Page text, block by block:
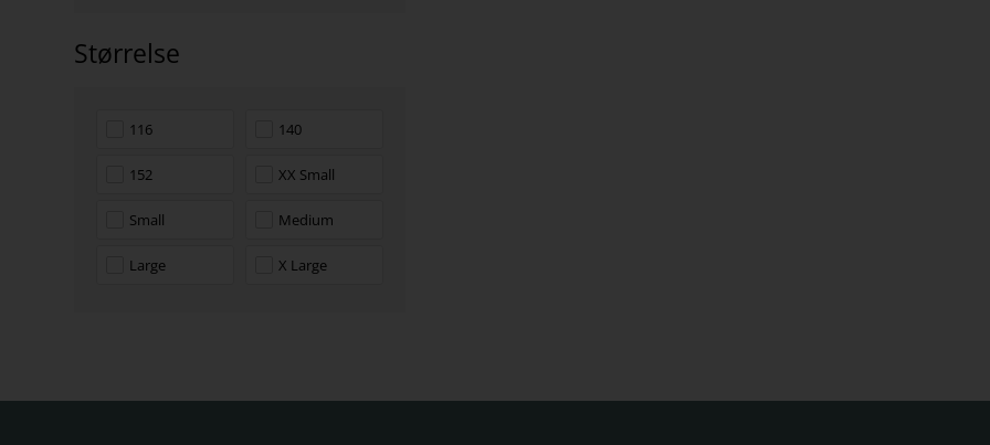
Størrelse
116 140
152 XX Small
Small Medium
Large X Large